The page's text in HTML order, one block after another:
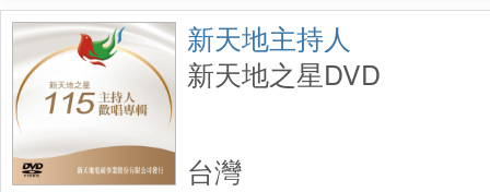
新天地主持人
新天地之星DVD
台灣